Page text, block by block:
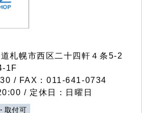
札幌市西区二十四軒４条5-2
1F
/ FAX：011-641-0734
/ 定休日：日曜日
取付可